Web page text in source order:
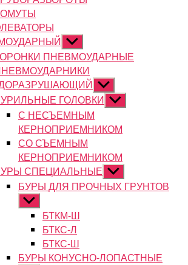
Показывать
подменю
ПНЕВМОУДАРНЫЕ
Показывать
подменю
ГОЛОВКИ Показывать
подменю
С НЕСЪЕМНЫМ
КЕРНОПРИЕМНИКОМ
СО СЪЕМНЫМ
КЕРНОПРИЕМНИКОМ
СПЕЦИАЛЬНЫЕ Показывать
подменю
БУРЫ ДЛЯ ПРОЧНЫХ ГРУНТОВ
Показывать
подменюБТКМ-Ш
БТКС-Л
БТКС-Ш
БУРЫ КОНУСНО-ЛОПАСТНЫЕ